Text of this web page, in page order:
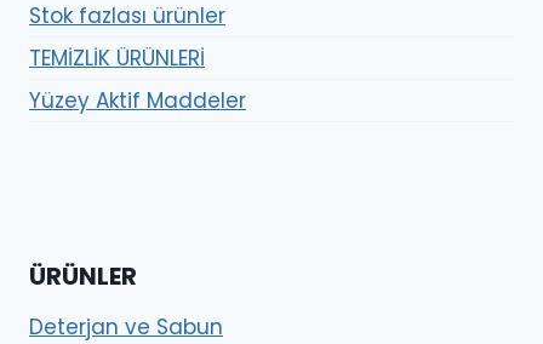
Stok fazlası ürünler
TEMİZLİK ÜRÜNLERİ
Yüzey Aktif Maddeler
ÜRÜNLER
Deterjan ve Sabun